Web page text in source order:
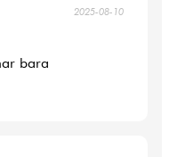
2025-08-10
bara